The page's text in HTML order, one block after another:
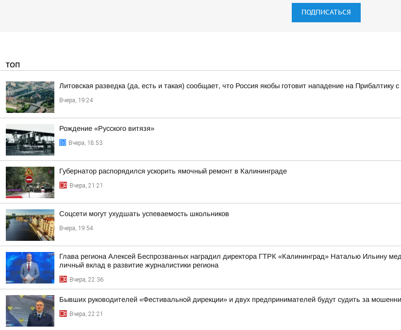
ПОДПИСАТЬСЯ
ТОП
Литовская разведка (да, есть и такая) сообщает, что Россия якобы готовит нападение на
Вчера, 19:24
Рождение «Русского витязя»
Вчера, 18:53
Губернатор распорядился ускорить ямочный ремонт в Калининграде
Вчера, 21:21
Соцсети могут ухудшать успеваемость школьников
Вчера, 19:54
Глава региона Алексей Беспрозванных наградил директора ГТРК «Калининград» Наталью Ильину
личный вклад в развитие журналистики региона
Вчера, 22:36
Бывших руководителей «Фестивальной дирекции» и двух предпринимателей будут судить за
Вчера, 22:21